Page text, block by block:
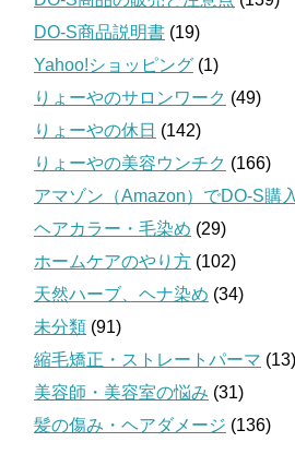
DO-S商品説明書 (19)
Yahoo!ショッピング (1)
りょーやのサロンワーク (49)
りょーやの休日 (142)
りょーやの美容ウンチク (166)
アマゾン（Amazon）でDO-S購入
ヘアカラー・毛染め (29)
ホームケアのやり方 (102)
天然ハーブ、ヘナ染め (34)
未分類 (91)
縮毛矯正・ストレートパーマ (13)
美容師・美容室の悩み (31)
髪の傷み・ヘアダメージ (136)